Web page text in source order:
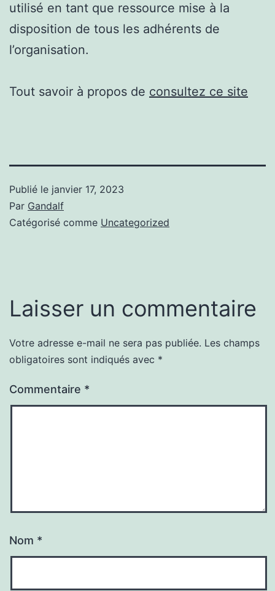
utilisé en tant que ressource mise à la
disposition de tous les adhérents de
l’organisation.
Tout savoir à propos de consultez ce site
Publié le janvier 17, 2023
Par Gandalf
Catégorisé comme Uncategorized
Laisser un commentaire
Votre adresse e-mail ne sera pas publiée. Les champs
obligatoires sont indiqués avec *
Commentaire *
Nom *